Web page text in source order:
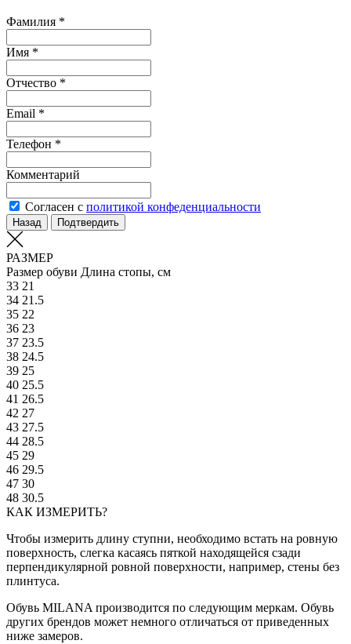
Фамилия *
Имя *
Отчество *
Email *
Телефон *
Комментарий
Согласен с политикой конфеденциальности
Назад Подтвердить
РАЗМЕР
Размер обуви Длина стопы, см
33 21
34 21.5
35 22
36 23
37 23.5
38 24.5
39 25
40 25.5
41 26.5
42 27
43 27.5
44 28.5
45 29
46 29.5
47 30
48 30.5
КАК ИЗМЕРИТЬ?
Чтобы измерить длину ступни, необходимо встать на ровную
поверхность, слегка касаясь пяткой находящейся сзади
перпендикулярной ровной поверхности, например, стены без
плинтуса.
Обувь MILANA производится по следующим меркам. Обувь
других брендов может немного отличаться от приведенных
ниже замеров.